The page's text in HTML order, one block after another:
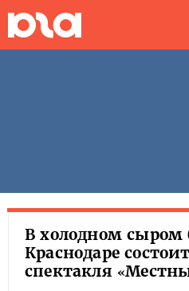
В холодном сыром
Краснодаре
спектакля